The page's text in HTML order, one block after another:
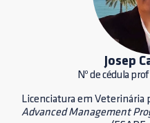
Josep
Nº de cédula
Licenciatura em Veterinária
Advanced Management